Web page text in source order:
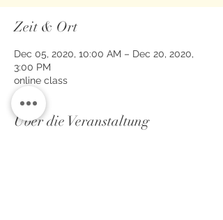
Zeit & Ort
Dec 05, 2020, 10:00 AM – Dec 20, 2020,
3:00 PM
online class
Über die Veranstaltung